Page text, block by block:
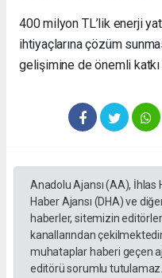
400 milyon TL’lik enerji
ihtiyaçlarına çözüm
gelişimine de önemli
Anadolu Ajansı (AA), İhlas
Haber Ajansı (DHA) ve
haberler, sitemizin
kanallarından
muhataplar haberi geçen
editörü sorumlu tutulamaz...